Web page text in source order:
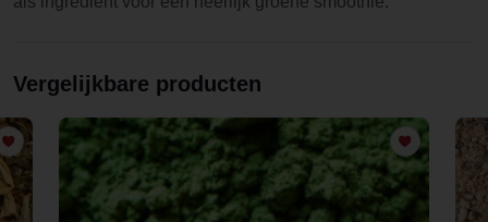
Vergelijkbare producten